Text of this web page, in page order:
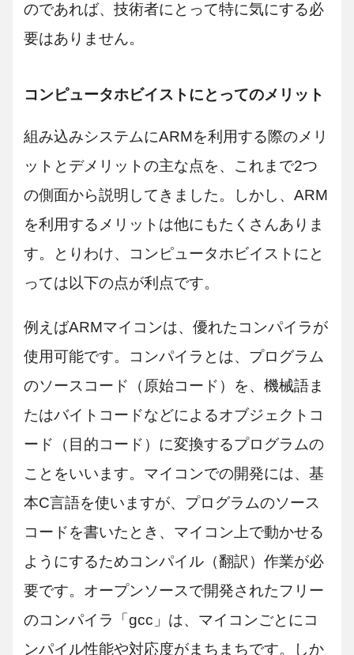
のであれば、技術者にとって特に気にする必
要はありません。
コンピュータホビイストにとってのメリット
組み込みシステムにARMを利用する際のメリ
ットとデメリットの主な点を、これまで2つ
の側面から説明してきました。しかし、ARM
を利用するメリットは他にもたくさんありま
す。とりわけ、コンピュータホビイストにと
っては以下の点が利点です。
例えばARMマイコンは、優れたコンパイラが
使用可能です。コンパイラとは、プログラム
のソースコード（原始コード）を、機械語ま
たはバイトコードなどによるオブジェクトコ
ード（目的コード）に変換するプログラムの
ことをいいます。マイコンでの開発には、基
本C言語を使いますが、プログラムのソース
コードを書いたとき、マイコン上で動かせる
ようにするためコンパイル（翻訳）作業が必
要です。オープンソースで開発されたフリー
のコンパイラ「gcc」は、マイコンごとにコ
ンパイル性能や対応度がまちまちです。しか